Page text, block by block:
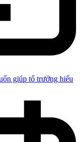
giúp tổ trưởng hiểu